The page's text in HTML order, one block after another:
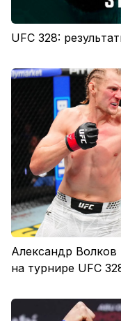
UFC 328:
Александр
на турнире UFC